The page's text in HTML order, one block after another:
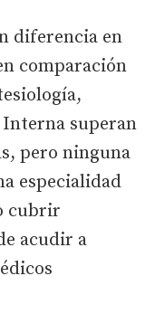
diferencia en
comparación
superan
pero ninguna
especialidad
cubrir
acudir a